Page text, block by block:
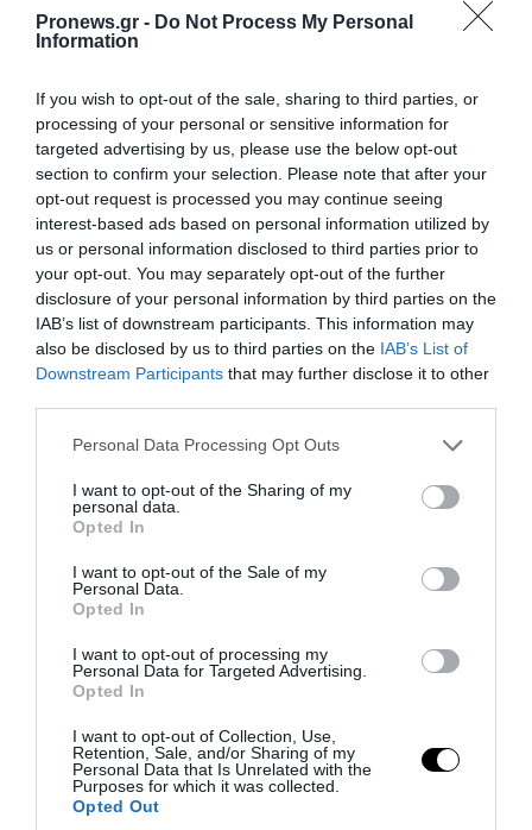
Pronews.gr - Do Not Process My Personal
Information
If you wish to opt-out of the sale, sharing to third parties, or
processing of your personal or sensitive information for
targeted advertising by us, please use the below opt-out
section to confirm your selection. Please note that after your
opt-out request is processed you may continue seeing
interest-based ads based on personal information utilized by
us or personal information disclosed to third parties prior to
your opt-out. You may separately opt-out of the further
disclosure of your personal information by third parties on the
IAB’s list of downstream participants. This information may
also be disclosed by us to third parties on the IAB’s List of
Downstream Participants that may further disclose it to other
Please note that this website/app uses one or more Google
not limited to your visit or usage behaviour. You may click to
grant or deny consent to Google and its third-party tags to
use your data for below specified purposes in below Google
consent section.
Personal Data Processing Opt Outs
I want to opt-out of the Sharing of my
personal data.
Opted In
I want to opt-out of the Sale of my
Personal Data.
Opted In
I want to opt-out of processing my
Personal Data for Targeted Advertising.
Opted In
I want to opt-out of Collection, Use,
Retention, Sale, and/or Sharing of my
Personal Data that Is Unrelated with the
Purposes for which it was collected.
Opted Out
PRONEWS.GR /ΚΟΙΝΩΝΙΑ
Αίσιο τέλος στην υπόθεση εξαφάνισης
των δίδυμων κοριτσιών από τη Γλυφάδα
PRONEWS.GR /ΚΟΙΝΩΝΙΑ